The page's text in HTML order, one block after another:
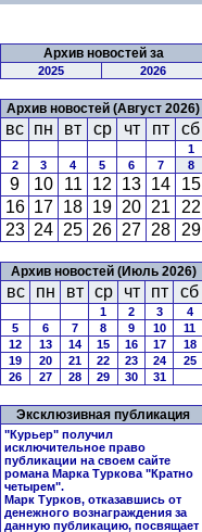
Архив новостей за
2025 2026
Архив новостей (Август 2026)
вс пн вт ср чт пт сб
1
2
3 4 5 6 7 8
9 10 11 12 13 14
15
16 17 18 19 20 21
22
23 24 25 26 27 28 29
Архив новостей (Июль 2026)
вс пн вт ср чт пт сб
1 2 3
4
5
6 7 8 9 10
11
12
13 14 15 16 17
18
19
20 21 22 23 24
25
26
27 28 29 30 31
Эксклюзивная публикация
"Курьер" получил
исключительное право
публикации на своем сайте
романа Марка Туркова "Кратно
четырем".
Марк Турков, отказавшись от
денежного вознаграждения за
данную публикацию, посвящает